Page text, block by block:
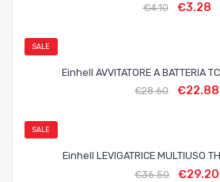
€4.10 €3.28
SALE
Einhell AVVITATORE A BATTERIA
€28.60 €22.88
SALE
Einhell LEVIGATRICE MULTIUSO
€36.50 €29.20